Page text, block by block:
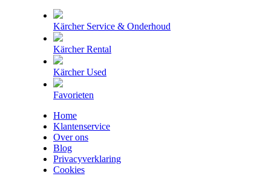
Kärcher Service & Onderhoud
Kärcher Rental
Kärcher Used
Favorieten
Home
Klantenservice
Over ons
Blog
Privacyverklaring
Cookies